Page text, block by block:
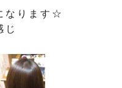
なります☆
じ